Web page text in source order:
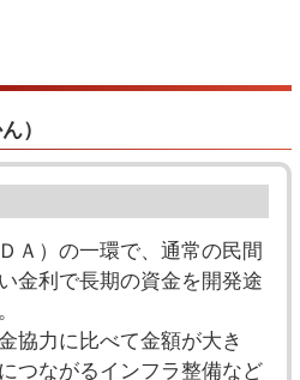
）
Ａ）の一環で、通常の民間
金利で長期の資金を開発途
協力に比べて金額が大き
つながるインフラ整備など